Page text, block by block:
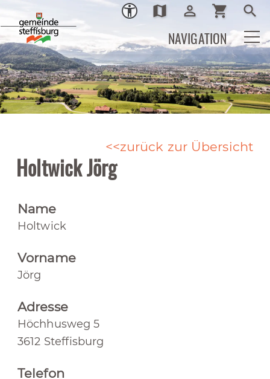
Ortsplan
map Login
person_outline shopping_cart search
NAVIGATION
zurück zur Übersicht
Holtwick Jörg
Name
Holtwick
Vorname
Jörg
Adresse
Höchhusweg 5
3612 Steffisburg
Telefon